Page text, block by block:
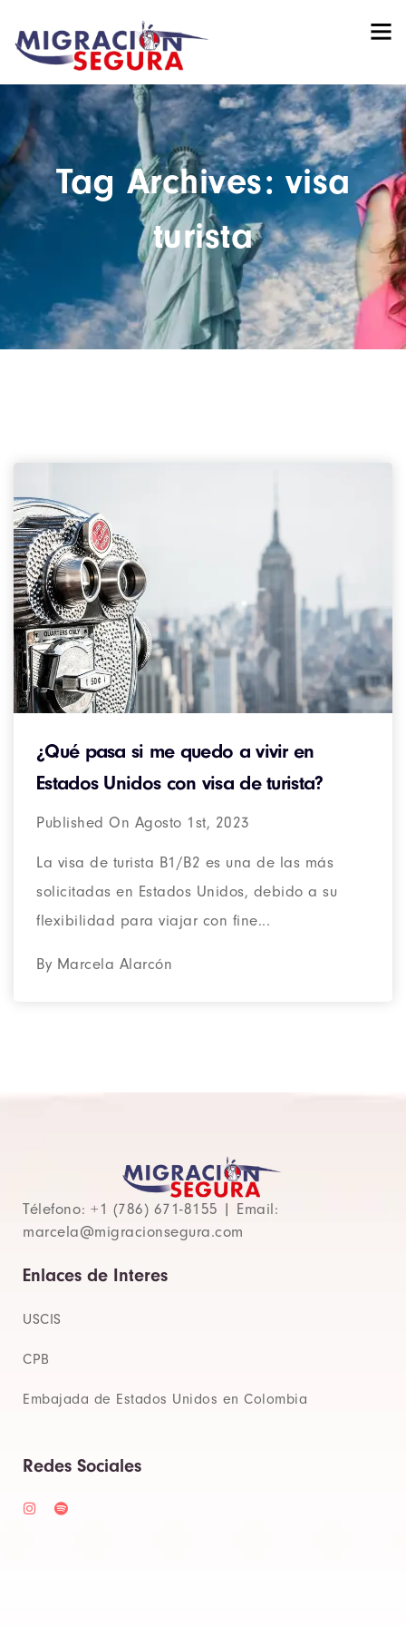
Tag Archives: visa
turista
¿Qué pasa si me quedo a vivir en
Estados Unidos con visa de turista?
Published On Agosto 1st, 2023
La visa de turista B1/B2 es una de las más
solicitadas en Estados Unidos, debido a su
flexibilidad para viajar con fine...
By Marcela Alarcón
Télefono: +1 (786) 671-8155 | Email:
marcela@migracionsegura.com
Enlaces de Interes
USCIS
CPB
Embajada de Estados Unidos en Colombia
Redes Sociales